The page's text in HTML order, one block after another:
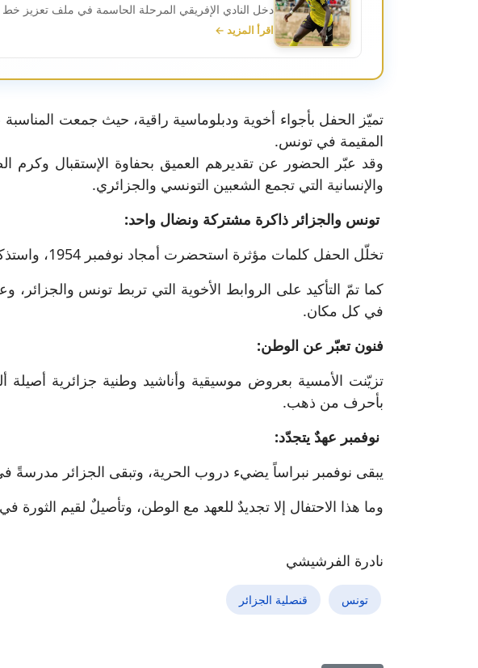
دخل النادي الإفريقي المرحلة الحاسمة في ملف تعزيز خط
اقرأ المزيد ←
تميّز الحفل بأجواء أخوية ودبلوماسية راقية، حيث جمعت المناسبة
المقيمة في تونس.
وقد عبّر الحضور عن تقديرهم العميق بحفاوة الإستقبال وكرم
والإنسانية التي تجمع الشعبين التونسي والجزائري.
تونس والجزائر ذاكرة مشتركة ونضال واحد:
تخلّل الحفل كلمات مؤثرة استحضرت أمجاد نوفمبر 1954، واستذكرت التضحيات الجسام التي قدّمها الشعب الجزائري في سبيل الحرية والسيادة الوطنية.
كما تمّ التأكيد على الروابط الأخوية التي تربط تونس والجزائر،
في كل مكان.
فنون تعبّر عن الوطن:
تزيّنت الأمسية بعروض موسيقية وأناشيد وطنية جزائرية أصيلة
بأحرف من ذهب.
نوفمبر عهدٌ يتجدّد:
يبقى نوفمبر نبراساً يضيء دروب الحرية، وتبقى الجزائر مدرسةً
وما هذا الاحتفال إلا تجديدٌ للعهد مع الوطن، وتأصيلٌ لقيم
نادرة الفرشيشي
تونس قنصلية الجزائر